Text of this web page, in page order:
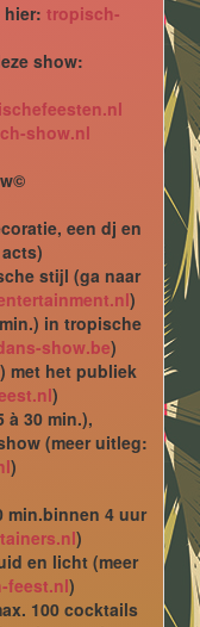
hier: tropisch-
show:
show.nl
een dj en
stijl (ga naar
)
in tropische
show.be)
met het publiek
)
à 30 min.),
(meer uitleg:
)
min.binnen 4 uur
)
en licht (meer
feest.nl)
100 cocktails